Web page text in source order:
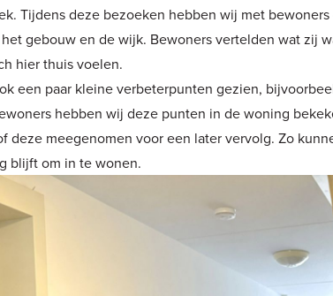
Tijdens deze bezoeken hebben wij met
gebouw en de wijk. Bewoners vertelden wat zij
hier thuis voelen.
een paar kleine verbeterpunten gezien,
hebben wij deze punten in de woning
deze meegenomen voor een later vervolg. Zo
blijft om in te wonen.